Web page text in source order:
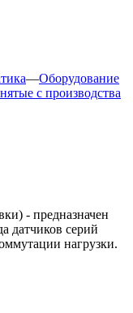
—Оборудование
с производства
- предназначен
датчиков серий
нагрузки.